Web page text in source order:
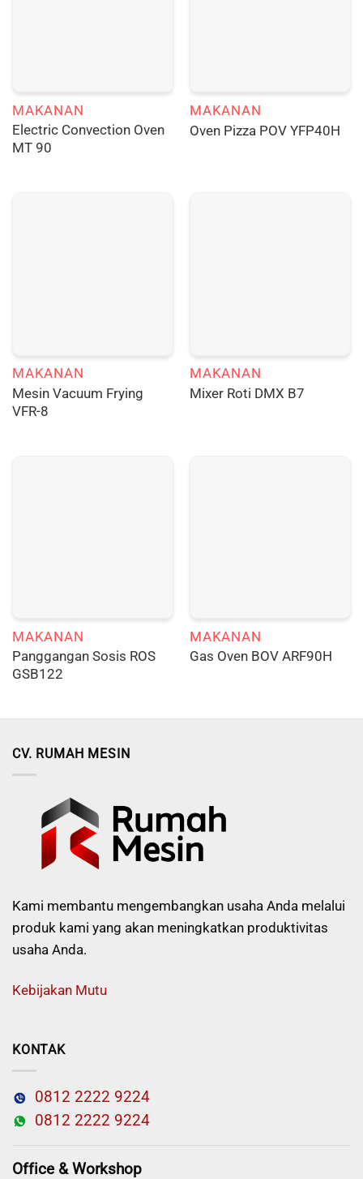
MAKANAN
Electric Convection Oven
MT 90
MAKANAN
Oven Pizza POV YFP40H
MAKANAN
Mesin Vacuum Frying
VFR-8
MAKANAN
Mixer Roti DMX B7
MAKANAN
Panggangan Sosis ROS
GSB122
MAKANAN
Gas Oven BOV ARF90H
CV. RUMAH MESIN
Kami membantu mengembangkan usaha Anda melalui
produk kami yang akan meningkatkan produktivitas
usaha Anda.
Kebijakan Mutu
KONTAK
0812 2222 9224
0812 2222 9224
Office & Workshop